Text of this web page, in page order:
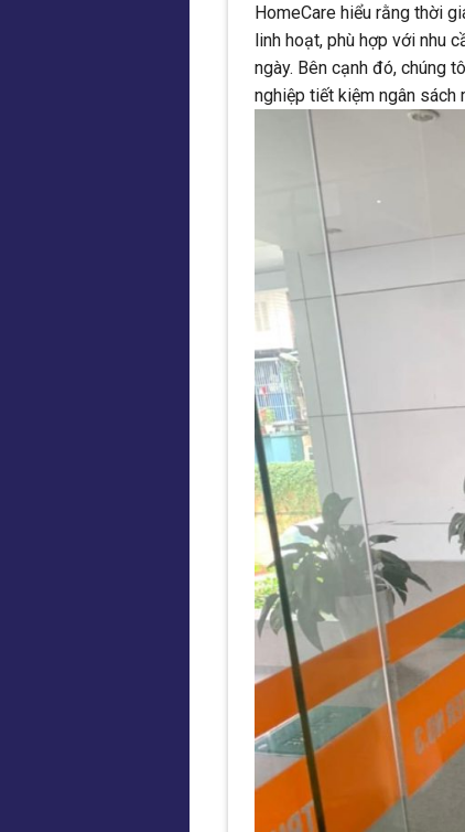
HomeCare hiểu rằng thời
linh hoạt, phù hợp với nhu
ngày. Bên cạnh đó, chúng
nghiệp tiết kiệm ngân